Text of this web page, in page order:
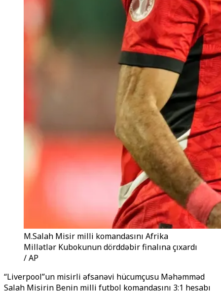
M.Salah Misir milli komandasını Afrika
Millətlər Kubokunun dörddəbir finalına çıxardı
/ AP
“Liverpool”un misirli əfsanəvi hücumçusu Məhəmməd
Salah Misirin Benin milli futbol komandasını 3:1 hesabı